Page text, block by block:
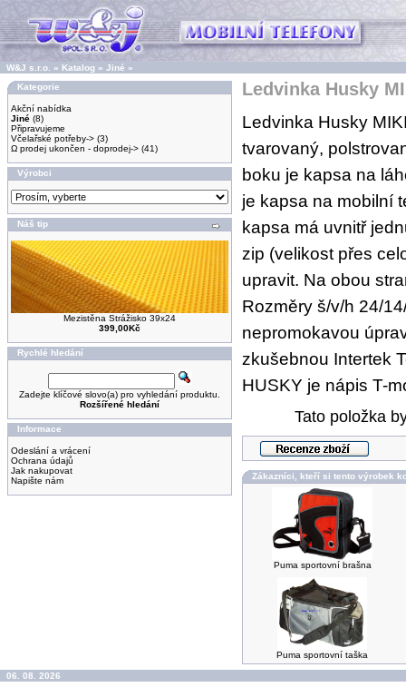
W&J s.r.o. » Katalog » Jiné »
Kategorie
Akční nabídka
Jiné (8)
Připravujeme
Včelařské potřeby-> (3)
Ω prodej ukončen - doprodej-> (41)
Výrobci
Náš tip
Mezistěna Strážisko 39x24
399,00Kč
Rychlé hledání
Zadejte klíčové slovo(a) pro vyhledání produktu.
Rozšířené hledání
Informace
Odeslání a vrácení
Ochrana údajů
Jak nakupovat
Napište nám
Ledvinka Husky
Ledvinka Husky
tvarovaný,
boku je kapsa na
je kapsa na mobilní
kapsa má uvnitř
zip (velikost přes
upravit. Na obou
Rozměry š/v/h 24/
nepromokavou
zkušebnou Intertek
HUSKY je nápis T-
Tato položka
Zákazníci, kteří si tento výrobek
Puma sportovní brašna
Puma sportovní taška
06. 08. 2026